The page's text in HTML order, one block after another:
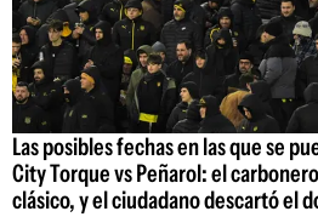
Las posibles fechas en las que se
City Torque vs Peñarol: el
clásico, y el ciudadano descartó el